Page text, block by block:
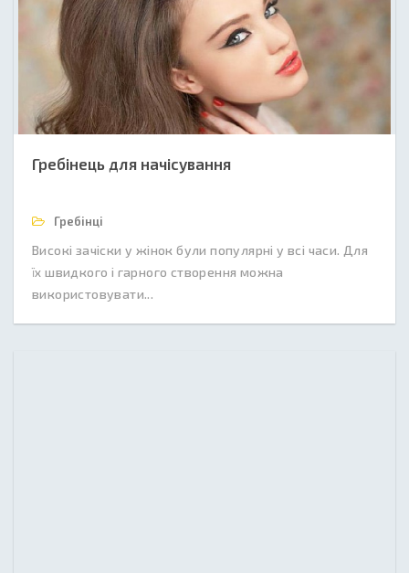
Гребінець для начісування
Гребінці
Високі зачіски у жінок були популярні у всі часи. Для
їх швидкого і гарного створення можна
використовувати...